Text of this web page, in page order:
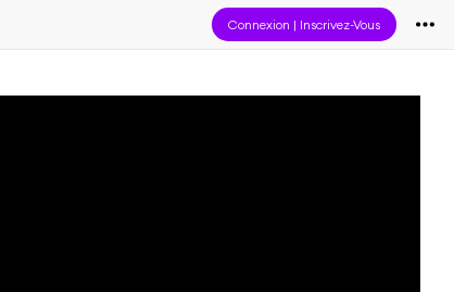
Connexion | Inscrivez-Vous